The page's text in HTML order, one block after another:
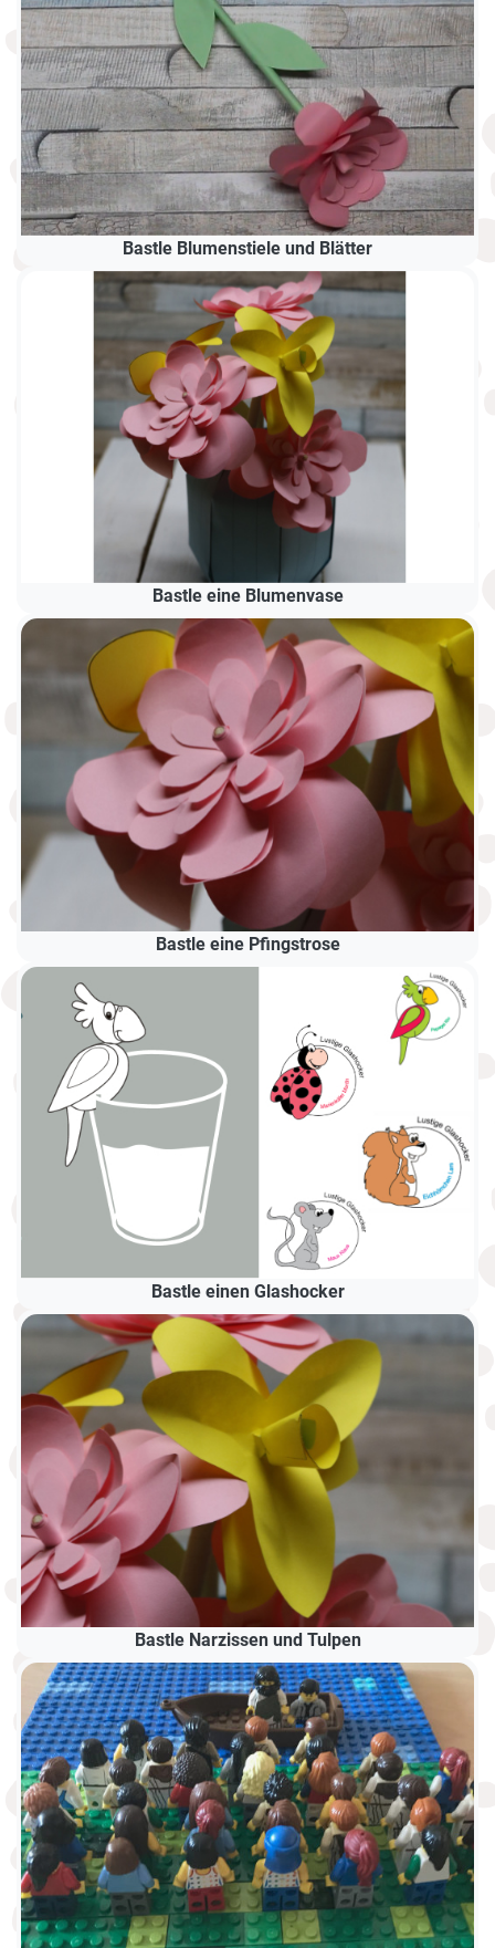
Bastle Blumenstiele und Blätter
Bastle eine Blumenvase
Bastle eine Pfingstrose
Bastle einen Glashocker
Bastle Narzissen und Tulpen